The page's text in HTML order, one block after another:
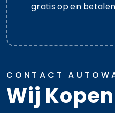
gratis op en
CONTACT
Wij